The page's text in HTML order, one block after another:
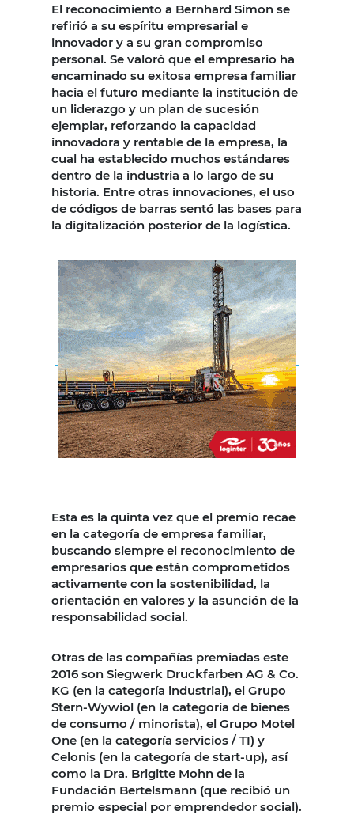
El reconocimiento a Bernhard Simon se
refirió a su espíritu empresarial e
innovador y a su gran compromiso
personal. Se valoró que el empresario ha
encaminado su exitosa empresa familiar
hacia el futuro mediante la institución de
un liderazgo y un plan de sucesión
ejemplar, reforzando la capacidad
innovadora y rentable de la empresa, la
cual ha establecido muchos estándares
dentro de la industria a lo largo de su
historia. Entre otras innovaciones, el uso
de códigos de barras sentó las bases para
la digitalización posterior de la logística.
Esta es la quinta vez que el premio recae
en la categoría de empresa familiar,
buscando siempre el reconocimiento de
empresarios que están comprometidos
activamente con la sostenibilidad, la
orientación en valores y la asunción de la
responsabilidad social.
Otras de las compañías premiadas este
2016 son Siegwerk Druckfarben AG & Co.
KG (en la categoría industrial), el Grupo
Stern-Wywiol (en la categoría de bienes
de consumo / minorista), el Grupo Motel
One (en la categoría servicios / TI) y
Celonis (en la categoría de start-up), así
como la Dra. Brigitte Mohn de la
Fundación Bertelsmann (que recibió un
premio especial por emprendedor social).